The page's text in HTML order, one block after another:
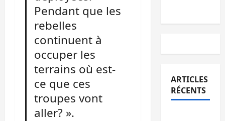
Pendant que les
rebelles
continuent à
occuper les
terrains où est-
ce que ces
troupes vont
aller? ».
ARTICLES
RÉCENTS